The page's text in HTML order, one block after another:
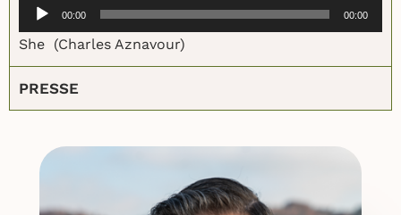
00:00 00:00
She (Charles Aznavour)
PRESSE